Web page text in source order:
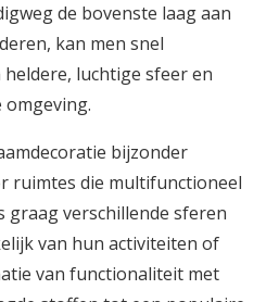
de bovenste laag aan
kan men snel
luchtige sfeer en
omgeving.
bijzonder
ruimtes die multifunctioneel
graag verschillende sferen
van hun activiteiten of
van functionaliteit met